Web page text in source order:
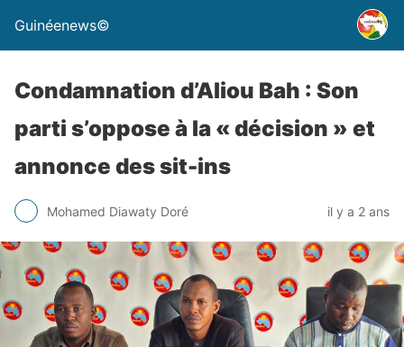
Guinéenews©
Condamnation d’Aliou Bah : Son
parti s’oppose à la « décision » et
annonce des sit-ins
Mohamed Diawaty Doré il y a 2 ans